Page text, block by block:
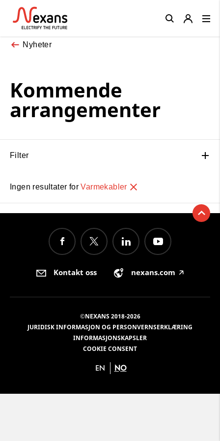
Nyheter
Kommende
arrangementer
Filter
Ingen resultater forVarmekabler
Close
Kontakt oss nexans.com 🡥
©NEXANS 2018-2026
JURIDISK INFORMASJON OG PERSONVERNSERKLÆRING
INFORMASJONSKAPSLER
COOKIE CONSENT
EN NO